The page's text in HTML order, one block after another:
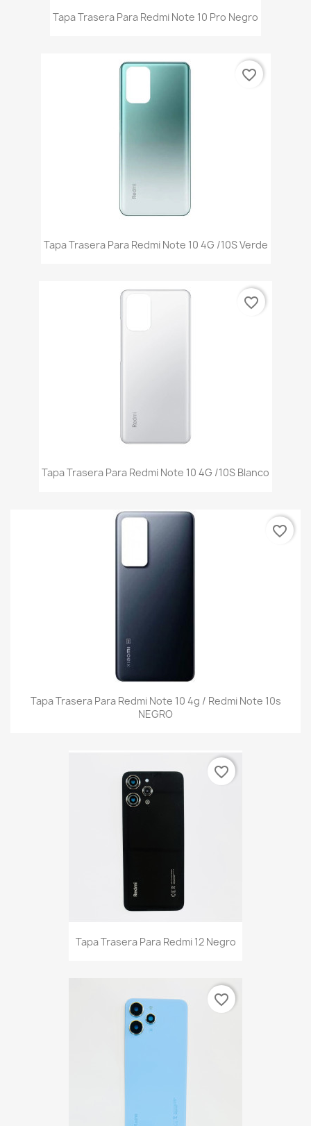
Tapa Trasera Para Redmi Note 10 Pro Negro
Tapa Trasera Para Redmi Note 10 4G /10S Verde
favorite_border
Tapa Trasera Para Redmi Note 10 4G /10S Blanco
favorite_border
Tapa Trasera Para Redmi Note 10 4g / Redmi Note 10s
NEGRO
favorite_border
Tapa Trasera Para Redmi 12 Negro
favorite_border
favorite_border